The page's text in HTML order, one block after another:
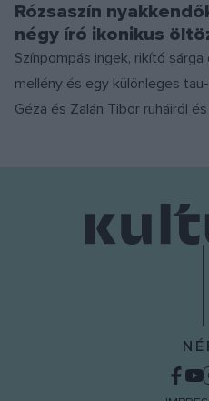
Rózsaszín
négy író ikonikus
Színpompás ingek, rikító
mellény és egy különleges
Géza és Zalán Tibor ruháiról